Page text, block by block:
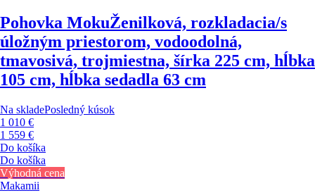
Pohovka MokuŽenilková, rozkladacia/s
úložným priestorom, vodoodolná,
tmavosivá, trojmiestna, šírka 225 cm, hĺbka
105 cm, hĺbka sedadla 63 cm
Na skladePosledný kúsok
1 010 €
1 559 €
Do košíka
Do košíka
Výhodná cena
Makamii